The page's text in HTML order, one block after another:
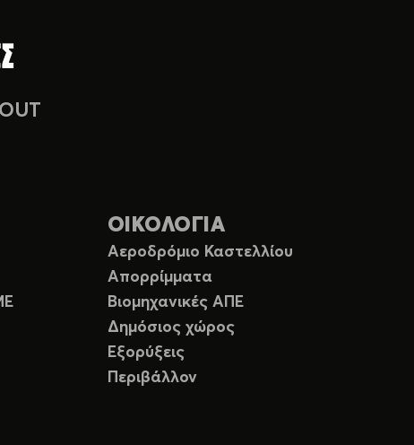
ΟΙΚΟΛΟΓΙΑ
Αεροδρόμιο Καστελλίου
Απορρίμματα
Βιομηχανικές ΑΠΕ
Δημόσιος χώρος
Εξορύξεις
Περιβάλλον